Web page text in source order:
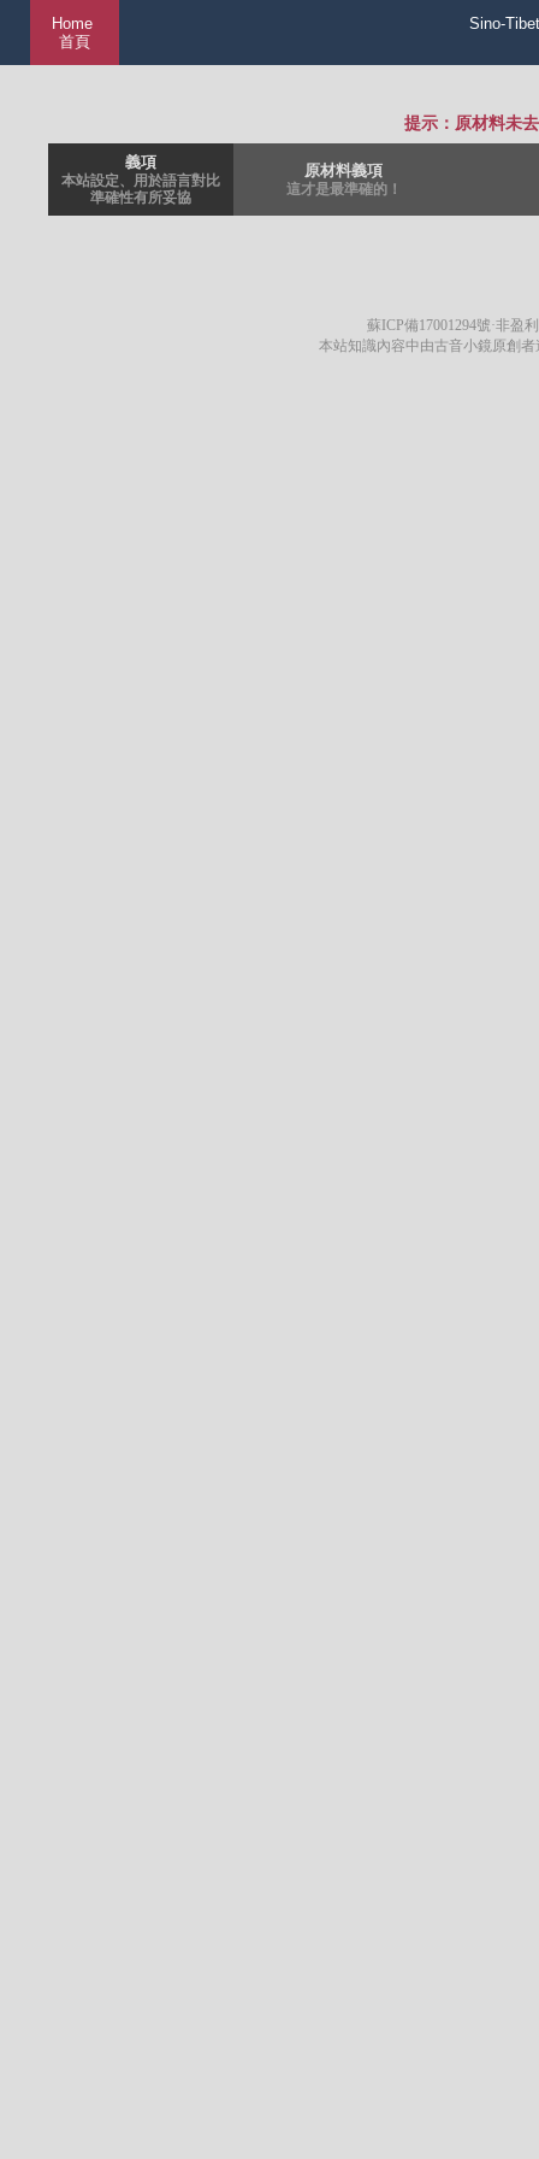
Home
首頁
Sino-
提示：原材料未
義項
本站設定、用於語言對比
準確性有所妥協
原材料義項
這才是最準確的！
蘇ICP備17001294號·非盈
本站知識內容中由古音小鏡原創